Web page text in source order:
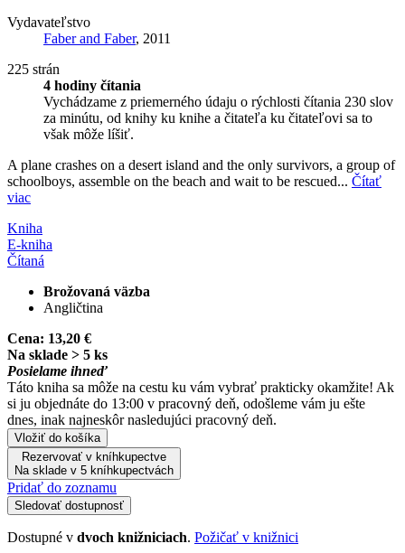
Vydavateľstvo
Faber and Faber, 2011
225 strán
4 hodiny čítania
Vychádzame z priemerného údaju o rýchlosti čítania 230 slov
za minútu, od knihy ku knihe a čitateľa ku čitateľovi sa to
však môže líšiť.
A plane crashes on a desert island and the only survivors, a group of
schoolboys, assemble on the beach and wait to be rescued... Čítať
viac
Kniha
E-kniha
Čítaná
Brožovaná väzba
Angličtina
Cena: 13,20 €
Na sklade > 5 ks
Posielame ihneď
Táto kniha sa môže na cestu ku vám vybrať prakticky okamžite! Ak
si ju objednáte do 13:00 v pracovný deň, odošleme vám ju ešte
dnes, inak najneskôr nasledujúci pracovný deň.
Vložiť do košíka
Rezervovať v kníhkupectve
Na sklade v 5 kníhkupectvách
Pridať do zoznamu
Sledovať dostupnosť
Dostupné v dvoch knižniciach. Požičať v knižnici